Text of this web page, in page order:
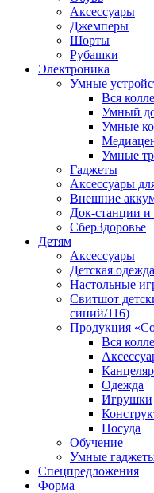
Аксессуары
Джемперы
Шорты
Рубашки
Электроника
Умные
Вся
Умный
Умные
Умные
Гаджеты
Аксессуары
Внешние
Док-станции и
СберЗдоровье
Детям
Аксессуары
Детская одежда
Настольные
Свитшот
синий/116)
Продукция
Вся
Одежда
Игрушки
Посуда
Обучение
Умные
Спецпредложения
Форма